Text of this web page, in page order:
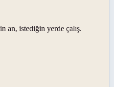
an, istediğin yerde çalış.